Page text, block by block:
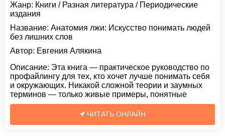
Жанр: Книги / Разная литература / Периодические
издания
Название: Анатомия лжи: Искусство понимать людей
без лишних слов
Автор: Евгения Алякина
Описание: Эта книга — практическое руководство по
профайлингу для тех, кто хочет лучше понимать себя
и окружающих. Никакой сложной теории и заумных
терминов — только живые примеры, понятные
ЧИТАТЬ ОНЛАЙН